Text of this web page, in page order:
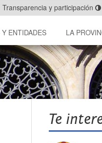
Transparencia y participación
ENTIDADES LA
Te